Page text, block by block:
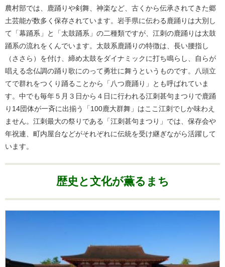
農村部では、鹿踊りや剣舞、神楽など、古くから伝承されてきた郷
土芸能が数多く保存されています。岩手県に伝わる鹿踊りは大別し
て「幕踊系」と「太鼓踊系」の二種類ですが、江刺の鹿踊りは太鼓
踊系の流れをくんでいます。太鼓系鹿踊りの特徴は、長い腰指し
（ささら）を付け、締め太鼓をダイナミックに打ち鳴らし、自らが
唱える念仏調の踊り歌にのって勇壮に舞うというものです。八頭立
てで群れをつくり踊ることから「八つ鹿踊り」とも呼ばれていま
す。中でも毎年５月３日から４日に行われる江刺甚句まつりで鹿踊
り14団体が一斉に出揃う「100鹿大群舞」はここ江刺でしか味わえ
ません。江刺最大の祭りである「江刺甚句まつり」では、保存会や
年祝連、町内屋台などがそれぞれに伝統を受け継ぎながら活躍して
います。
歴史と文化が薫るまち